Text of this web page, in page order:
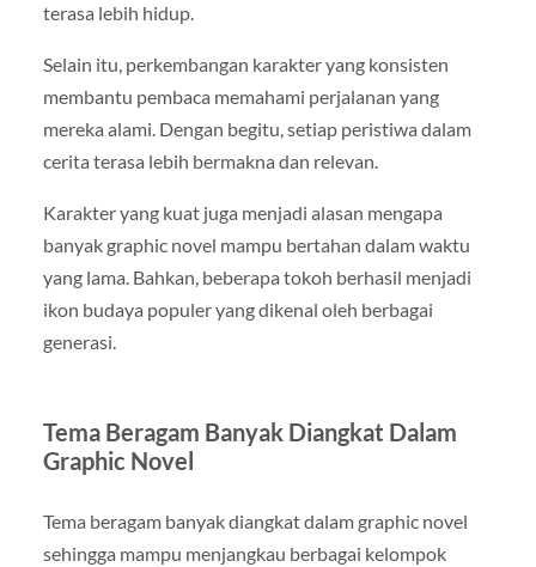
terasa lebih hidup.
Selain itu, perkembangan karakter yang konsisten
membantu pembaca memahami perjalanan yang
mereka alami. Dengan begitu, setiap peristiwa dalam
cerita terasa lebih bermakna dan relevan.
Karakter yang kuat juga menjadi alasan mengapa
banyak graphic novel mampu bertahan dalam waktu
yang lama. Bahkan, beberapa tokoh berhasil menjadi
ikon budaya populer yang dikenal oleh berbagai
generasi.
Tema Beragam Banyak Diangkat Dalam
Graphic Novel
Tema beragam banyak diangkat dalam graphic novel
sehingga mampu menjangkau berbagai kelompok